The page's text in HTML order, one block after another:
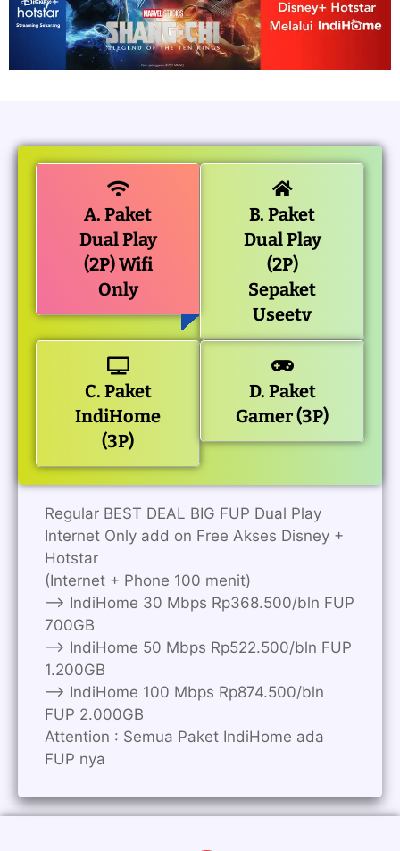
A. Paket
Dual Play
(2P) Wifi
Only
B. Paket
Dual Play
(2P)
Sepaket
Useetv
C. Paket
IndiHome
(3P)
D. Paket
Gamer (3P)
Regular BEST DEAL BIG FUP Dual Play
Internet Only add on Free Akses Disney +
Hotstar
(Internet + Phone 100 menit)
——> IndiHome 30 Mbps Rp368.500/bln FUP
700GB
——> IndiHome 50 Mbps Rp522.500/bln FUP
1.200GB
——> IndiHome 100 Mbps Rp874.500/bln
FUP 2.000GB
Attention : Semua Paket IndiHome ada
FUP nya